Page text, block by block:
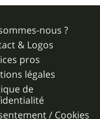
nous ?
& Logos
pros
légales
de
/ Cookies